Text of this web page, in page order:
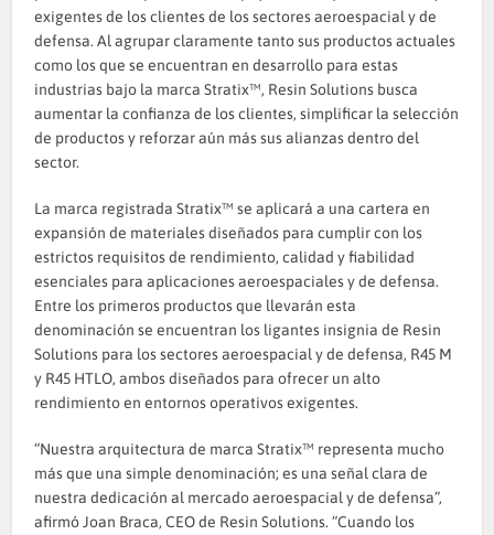
exigentes de los clientes de los sectores aeroespacial y de
defensa. Al agrupar claramente tanto sus productos actuales
como los que se encuentran en desarrollo para estas
industrias bajo la marca Stratix™, Resin Solutions busca
aumentar la confianza de los clientes, simplificar la selección
de productos y reforzar aún más sus alianzas dentro del
sector.
La marca registrada Stratix™ se aplicará a una cartera en
expansión de materiales diseñados para cumplir con los
estrictos requisitos de rendimiento, calidad y fiabilidad
esenciales para aplicaciones aeroespaciales y de defensa.
Entre los primeros productos que llevarán esta
denominación se encuentran los ligantes insignia de Resin
Solutions para los sectores aeroespacial y de defensa, R45 M
y R45 HTLO, ambos diseñados para ofrecer un alto
rendimiento en entornos operativos exigentes.
“Nuestra arquitectura de marca Stratix™ representa mucho
más que una simple denominación; es una señal clara de
nuestra dedicación al mercado aeroespacial y de defensa”,
afirmó Joan Braca, CEO de Resin Solutions. “Cuando los